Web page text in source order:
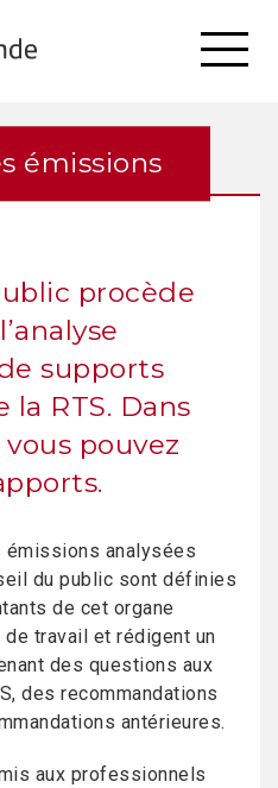
émissions
procède
supports
RTS. Dans
pouvez
émissions analysées
du public sont définies
de cet organe
de travail et rédigent un
des questions aux
des recommandations
antérieures.
aux professionnels